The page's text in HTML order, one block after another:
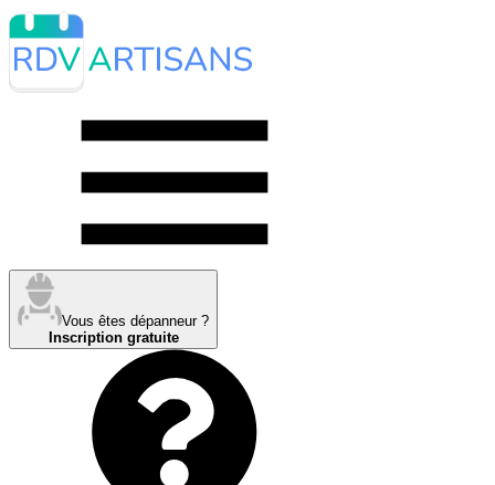
Vous êtes dépanneur ?
Inscription gratuite